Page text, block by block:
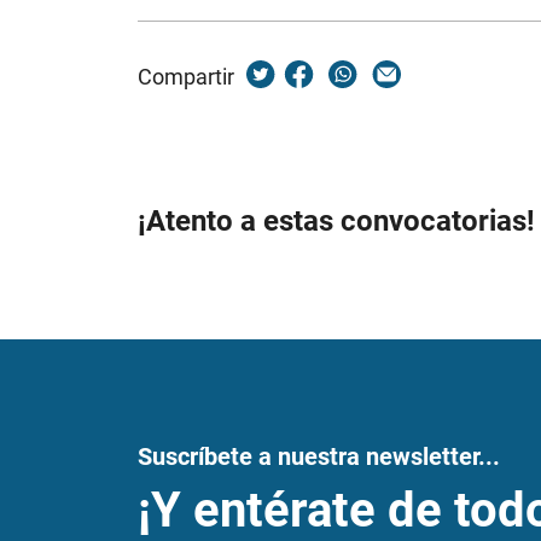
Compartir
¡Atento a estas convocatorias!
Suscríbete a nuestra newsletter...
¡Y entérate de